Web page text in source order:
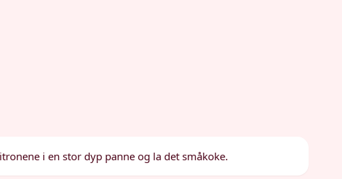
i en stor dyp panne og la det småkoke.